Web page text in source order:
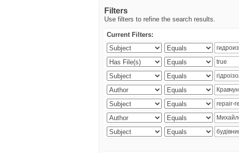
Filters
Use filters to refine the search results.
Current Filters: